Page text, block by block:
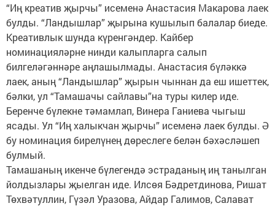
“Иң креатив җырчы” исеменә Анастасия Макарова лаек
булды. “Ландышлар” җырына кушылып балалар биеде.
Креативлык шунда күренгәндер. Кайбер
номинацияләрне нинди калыпларга салып
билгеләгәннәре аңлашылмады. Анастасия бүләккә
лаек, аның “Ландышлар” җырын чыннан да еш ишеттек,
бәлки, ул “Тамашачы сайлавы”на туры килер иде.
Беренче бүлекне тәмамлап, Винера Ганиева чыгыш
ясады. Ул “Иң халыкчан җырчы” исеменә лаек булды. Ә
бу номинация бирелүнең дөреслеге белән бәхәсләшеп
булмый.
Тамашаның икенче бүлегендә эстраданың иң танылган
йолдызлары җыелган иде. Илсөя Бәдретдинова, Ришат
Төхвәтуллин, Гүзәл Уразова, Айдар Галимов, Салават